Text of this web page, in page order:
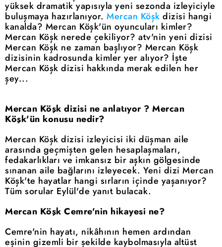
yüksek dramatik yapısıyla yeni sezonda izleyiciyle
buluşmaya hazırlanıyor. Mercan Köşk dizisi hangi
kanalda? Mercan Köşk'ün oyuncuları kimler?
Mercan Köşk nerede çekiliyor? atv'nin yeni dizisi
Mercan Köşk ne zaman başlıyor? Mercan Köşk
dizisinin kadrosunda kimler yer alıyor? İşte
Mercan Köşk dizisi hakkında merak edilen her
şey...
Mercan Köşk dizisi ne anlatıyor ? Mercan
Köşk'ün konusu nedir?
Mercan Köşk dizisi izleyicisi iki düşman aile
arasında geçmişten gelen hesaplaşmaları,
fedakarlıkları ve imkansız bir aşkın gölgesinde
sınanan aile bağlarını izleyecek. Yeni dizi Mercan
Köşk'te hayatlar hangi sırların içinde yaşanıyor?
Tüm sorular Eylül'de yanıt bulacak.
Mercan Köşk Cemre'nin hikayesi ne?
Cemre'nin hayatı, nikâhının hemen ardından
eşinin gizemli bir şekilde kaybolmasıyla altüst